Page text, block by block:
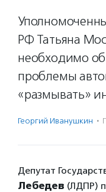
РФ Татьяна
необходимо
проблемы
«размывать»
Георгий Иванушкин ·
Депутат
Лебедев (ЛДПР)